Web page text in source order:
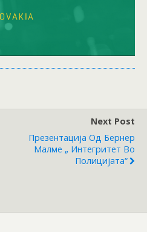
Next Post
Презентација Од Бернер
Малме „ Интегритет Во
Полицијата“